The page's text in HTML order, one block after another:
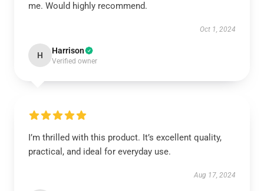
me. Would highly recommend.
Oct 1, 2024
H Harrison
Verified owner
I’m thrilled with this product. It’s excellent quality,
practical, and ideal for everyday use.
Aug 17, 2024